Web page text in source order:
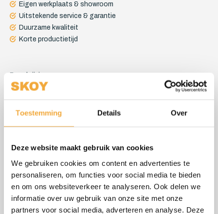
Toestemming Details Over
Deze website maakt gebruik van cookies
We gebruiken cookies om content en advertenties te
personaliseren, om functies voor social media te bieden
en om ons websiteverkeer te analyseren. Ook delen we
informatie over uw gebruik van onze site met onze
partners voor social media, adverteren en analyse. Deze
Eigen werkplaats & showroom
Uitstekende service & garantie
Duurzame kwaliteit
Korte productietijd
Beschrijving
Camper matras
Is de matras in uw camper aan vervanging toe? Skoy levert
koudschuim camper matrassen op maat met een hoge SG
Door een grote diversiteit aan schuimrubber, polyether en
koudschuim en daarnaast een groot assortiment
meubelstoffen, outdoorstoffen en bekledingsstoffen kunnen
wij snel en efficiënt aan bijna iedere wens voldoen.